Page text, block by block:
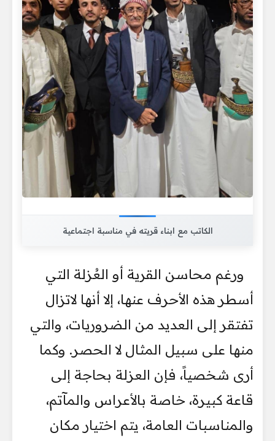
الكاتب مع ابناء قريته في مناسبة اجتماعية
ورغم محاسن القرية أو العُزلة التي
أسطر هذه الأحرف عنها، إلا أنها لاتزال
تفتقر إلى العديد من الضروريات، والتي
منها على سبيل المثال لا الحصر. وكما
أرى شخصياً، فإن العزلة بحاجة إلى
قاعة كبيرة، خاصة بالأعراس والمآتم،
والمناسبات العامة، يتم اختيار مكان